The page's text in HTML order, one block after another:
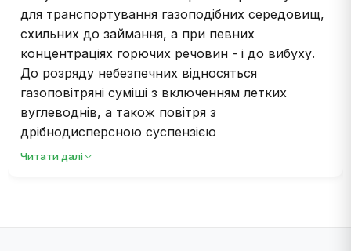
для транспортування газоподібних середовищ,
схильних до займання, а при певних
концентраціях горючих речовин - і до вибуху.
До розряду небезпечних відносяться
газоповітряні суміші з включенням летких
вуглеводнів, а також повітря з
дрібнодисперсною суспензією
вогненебезпечного пилу (вугільного штибу,
Читати далі